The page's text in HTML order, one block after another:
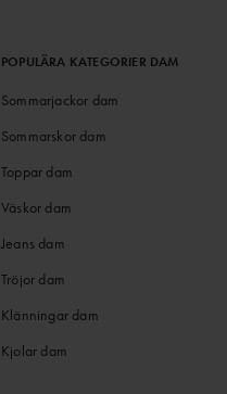
POPULÄRA KATEGORIER DAM
Sommarjackor dam
Sommarskor dam
Toppar dam
Väskor dam
Jeans dam
Tröjor dam
Klänningar dam
Kjolar dam